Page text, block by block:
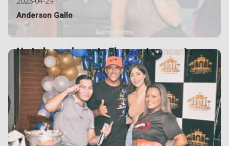
Anderson Gallo
No te hagas la santa El perro te encanta
La Mansion / Bolívia
2023-04-08